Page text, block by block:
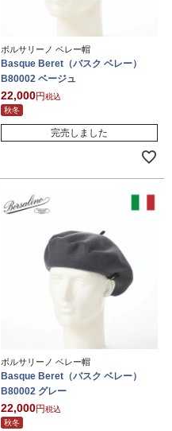
ボルサリーノ ベレー帽
Basque Beret（バスク ベレー）
B80002 ベージュ
22,000
税込
秋冬
完売しました
ボルサリーノ ベレー帽
Basque Beret（バスク ベレー）
B80002 グレー
22,000
税込
秋冬